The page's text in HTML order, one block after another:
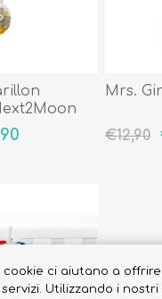
Mrs.
€12,90
cookie ci aiutano a
servizi. Utilizzando i nostri